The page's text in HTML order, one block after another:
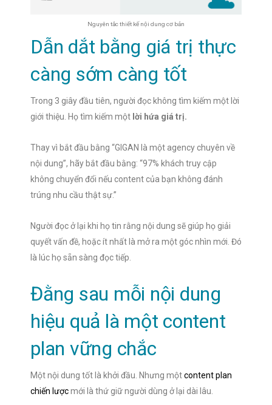
Nguyên tắc thiết kế nội dung cơ bản
Dẫn dắt bằng giá trị thực
càng sớm càng tốt
Trong 3 giây đầu tiên, người đọc không tìm kiếm một lời
giới thiệu. Họ tìm kiếm một lời hứa giá trị.
Thay vì bắt đầu bằng “GIGAN là một agency chuyên về
nội dung”, hãy bắt đầu bằng: “97% khách truy cập
không chuyển đổi nếu content của bạn không đánh
trúng nhu cầu thật sự.”
Người đọc ở lại khi họ tin rằng nội dung sẽ giúp họ giải
quyết vấn đề, hoặc ít nhất là mở ra một góc nhìn mới. Đó
là lúc họ sẵn sàng đọc tiếp.
Đằng sau mỗi nội dung
hiệu quả là một content
plan vững chắc
Một nội dung tốt là khởi đầu. Nhưng mộtcontent plan
chiến lượcmới là thứ giữ người dùng ở lại dài lâu.